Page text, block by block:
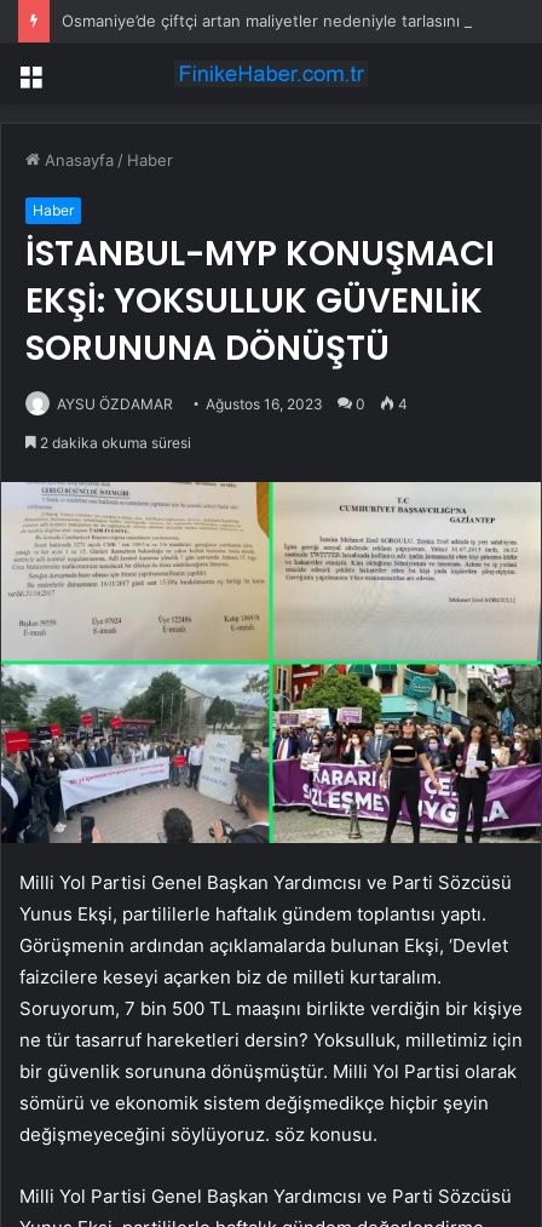
Menü
Anasayfa / Haber
Haber
İSTANBUL-MYP KONUŞMACI
EKŞİ: YOKSULLUK GÜVENLİK
SORUNUNA DÖNÜŞTÜ
AYSU ÖZDAMAR Ağustos 16, 2023 0 4
2 dakika okuma süresi
Milli Yol Partisi Genel Başkan Yardımcısı ve Parti Sözcüsü
Yunus Ekşi, partililerle haftalık gündem toplantısı yaptı.
Görüşmenin ardından açıklamalarda bulunan Ekşi, ‘Devlet
faizcilere keseyi açarken biz de milleti kurtaralım.
Soruyorum, 7 bin 500 TL maaşını birlikte verdiğin bir kişiye
ne tür tasarruf hareketleri dersin? Yoksulluk, milletimiz için
bir güvenlik sorununa dönüşmüştür. Milli Yol Partisi olarak
sömürü ve ekonomik sistem değişmedikçe hiçbir şeyin
değişmeyeceğini söylüyoruz. söz konusu.
Milli Yol Partisi Genel Başkan Yardımcısı ve Parti Sözcüsü